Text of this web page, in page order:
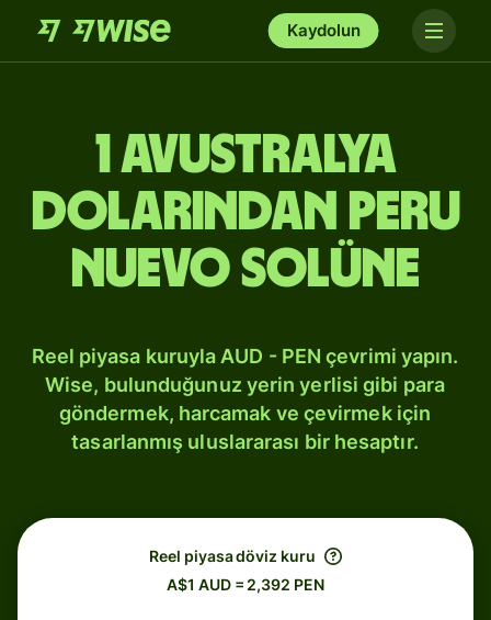
Kaydolun
1 Avustralya
dolarından Peru
Nuevo solüne
Reel piyasa kuruyla AUD - PEN çevrimi yapın.
Wise, bulunduğunuz yerin yerlisi gibi para
göndermek, harcamak ve çevirmek için
tasarlanmış uluslararası bir hesaptır.
Reel piyasa döviz kuru
A$1 AUD = 2,392 PEN